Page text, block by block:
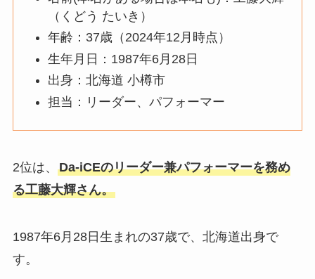
（くどう たいき）
年齢：37歳（2024年12月時点）
生年月日：1987年6月28日
出身：北海道 小樽市
担当：リーダー、パフォーマー
2位は、 Da-iCEのリーダー兼パフォーマーを務め
る工藤大輝さん。
1987年6月28日生まれの37歳で、北海道出身で
す。